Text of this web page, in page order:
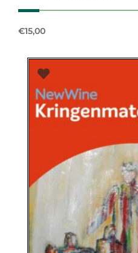
€15,00